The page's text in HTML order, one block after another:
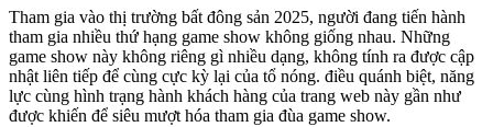
Tham gia vào thị trường bất đông sản 2025, người đang tiến hành
tham gia nhiều thứ hạng game show không giống nhau. Những
game show này không riêng gì nhiều dạng, không tính ra được cập
nhật liên tiếp để cùng cực kỳ lại của tổ nóng. điều quánh biệt, năng
lực cùng hình trạng hành khách hàng của trang web này gần như
được khiến để siêu mượt hóa tham gia đùa game show.